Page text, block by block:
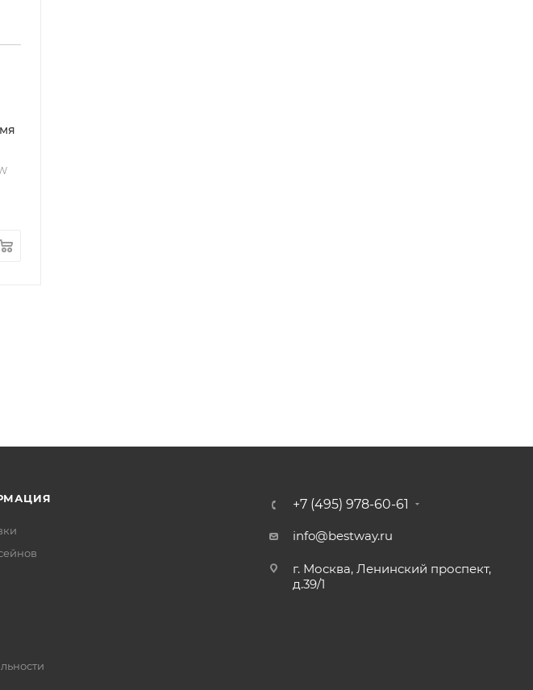
+7 (495) 978-60-61
info@bestway.ru
г. Москва, Ленинский проспект,
д.39/1